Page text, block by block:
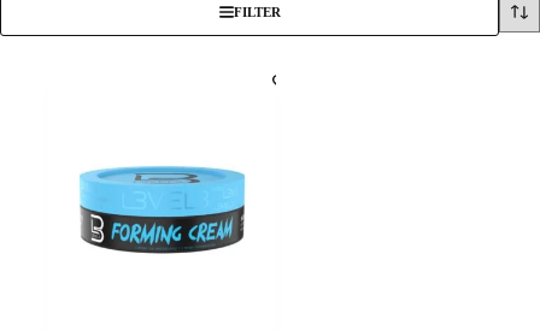
FILTER